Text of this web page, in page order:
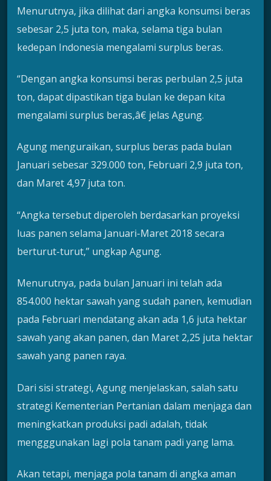
Menurutnya, jika dilihat dari angka konsumsi beras
sebesar 2,5 juta ton, maka, selama tiga bulan
kedepan Indonesia mengalami surplus beras.
“Dengan angka konsumsi beras perbulan 2,5 juta
ton, dapat dipastikan tiga bulan ke depan kita
mengalami surplus beras,â€ jelas Agung.
Agung menguraikan, surplus beras pada bulan
Januari sebesar 329.000 ton, Februari 2,9 juta ton,
dan Maret 4,97 juta ton.
“Angka tersebut diperoleh berdasarkan proyeksi
luas panen selama Januari-Maret 2018 secara
berturut-turut,” ungkap Agung.
Menurutnya, pada bulan Januari ini telah ada
854.000 hektar sawah yang sudah panen, kemudian
pada Februari mendatang akan ada 1,6 juta hektar
sawah yang akan panen, dan Maret 2,25 juta hektar
sawah yang panen raya.
Dari sisi strategi, Agung menjelaskan, salah satu
strategi Kementerian Pertanian dalam menjaga dan
meningkatkan produksi padi adalah, tidak
mengggunakan lagi pola tanam padi yang lama.
Akan tetapi, menjaga pola tanam di angka aman